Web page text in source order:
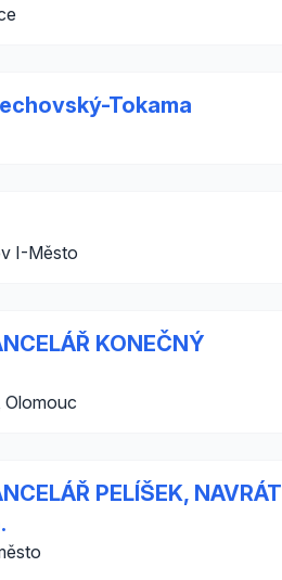
Tokama
I-Město
KONEČNÝ
Olomouc
PELÍŠEK,